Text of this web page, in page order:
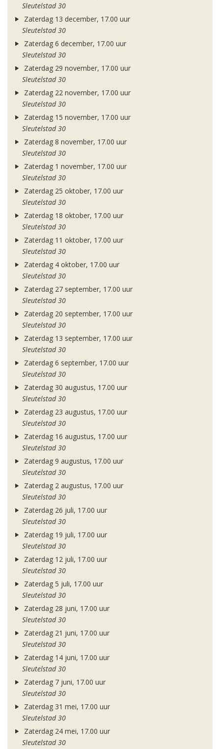
Sleutelstad 30
Zaterdag 13 december, 17.00 uur
Sleutelstad 30
Zaterdag 6 december, 17.00 uur
Sleutelstad 30
Zaterdag 29 november, 17.00 uur
Sleutelstad 30
Zaterdag 22 november, 17.00 uur
Sleutelstad 30
Zaterdag 15 november, 17.00 uur
Sleutelstad 30
Zaterdag 8 november, 17.00 uur
Sleutelstad 30
Zaterdag 1 november, 17.00 uur
Sleutelstad 30
Zaterdag 25 oktober, 17.00 uur
Sleutelstad 30
Zaterdag 18 oktober, 17.00 uur
Sleutelstad 30
Zaterdag 11 oktober, 17.00 uur
Sleutelstad 30
Zaterdag 4 oktober, 17.00 uur
Sleutelstad 30
Zaterdag 27 september, 17.00 uur
Sleutelstad 30
Zaterdag 20 september, 17.00 uur
Sleutelstad 30
Zaterdag 13 september, 17.00 uur
Sleutelstad 30
Zaterdag 6 september, 17.00 uur
Sleutelstad 30
Zaterdag 30 augustus, 17.00 uur
Sleutelstad 30
Zaterdag 23 augustus, 17.00 uur
Sleutelstad 30
Zaterdag 16 augustus, 17.00 uur
Sleutelstad 30
Zaterdag 9 augustus, 17.00 uur
Sleutelstad 30
Zaterdag 2 augustus, 17.00 uur
Sleutelstad 30
Zaterdag 26 juli, 17.00 uur
Sleutelstad 30
Zaterdag 19 juli, 17.00 uur
Sleutelstad 30
Zaterdag 12 juli, 17.00 uur
Sleutelstad 30
Zaterdag 5 juli, 17.00 uur
Sleutelstad 30
Zaterdag 28 juni, 17.00 uur
Sleutelstad 30
Zaterdag 21 juni, 17.00 uur
Sleutelstad 30
Zaterdag 14 juni, 17.00 uur
Sleutelstad 30
Zaterdag 7 juni, 17.00 uur
Sleutelstad 30
Zaterdag 31 mei, 17.00 uur
Sleutelstad 30
Zaterdag 24 mei, 17.00 uur
Sleutelstad 30